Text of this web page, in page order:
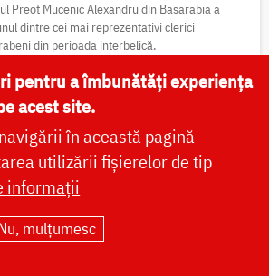
Preot Mucenic Alexandru din Basarabia a
dintre cei mai reprezentativi clerici
din perioada interbelică.
Viață Icoane
Ierarh Calinic al
pentru a îmbunătăți experiența
acest site.
în această pagină
utilizării fișierelor de tip
informații
mulțumesc